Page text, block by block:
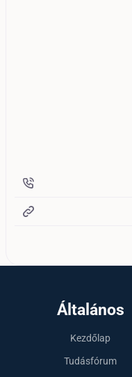
Általános
Kezdőlap
Tudásfórum